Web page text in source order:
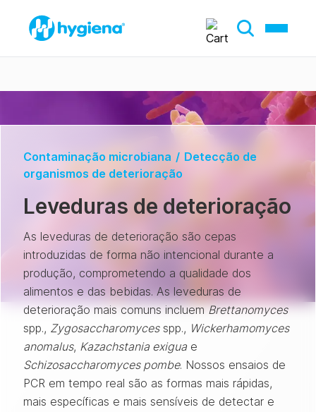
Contaminação microbiana / Detecção de
organismos de deterioração
Leveduras de deterioração
As leveduras de deterioração são cepas
introduzidas de forma não intencional durante a
produção, comprometendo a qualidade dos
alimentos e das bebidas. As leveduras de
deterioração mais comuns incluemBrettanomyces
spp., Zygosaccharomycesspp., Wickerhamomyces
anomalus, Kazachstania exigua e
Schizosaccharomyces pombe. Nossos ensaios de
PCR em tempo real são as formas mais rápidas,
mais específicas e mais sensíveis de detectar e